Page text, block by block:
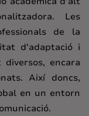
Les
de la
d'adaptació i
diversos, encara
Així doncs,
en un entorn